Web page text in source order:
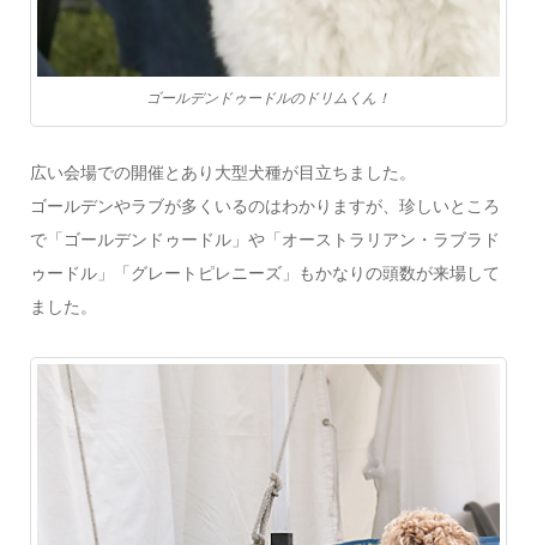
ゴールデンドゥードルのドリムくん！
広い会場での開催とあり大型犬種が目立ちました。
ゴールデンやラブが多くいるのはわかりますが、珍しいところ
で「ゴールデンドゥードル」や「オーストラリアン・ラブラド
ゥードル」「グレートピレニーズ」もかなりの頭数が来場して
ました。